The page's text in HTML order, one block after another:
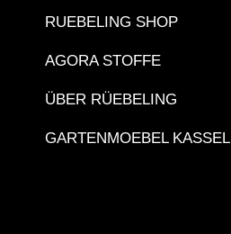
RUEBELING SHOP
AGORA STOFFE
ÜBER RÜEBELING
GARTENMOEBEL KASSEL